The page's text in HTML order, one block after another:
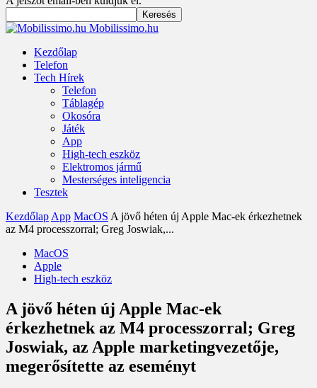
Mobilissimo.hu
Kezdőlap
Telefon
Tech Hírek
Telefon
Táblagép
Okosóra
Játék
App
High-tech eszköz
Elektromos jármű
Mesterséges inteligencia
Tesztek
Kezdőlap App MacOS A jövő héten új Apple Mac-ek érkezhetnek
az M4 processzorral; Greg Joswiak,...
MacOS
Apple
High-tech eszköz
A jövő héten új Apple Mac-ek
érkezhetnek az M4 processzorral; Greg
Joswiak, az Apple marketingvezetője,
megerősítette az eseményt